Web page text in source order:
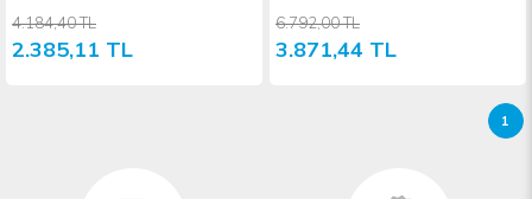
2.385,11 TL
4.184,40 TL
3.871,44 TL
6.792,00 TL
1